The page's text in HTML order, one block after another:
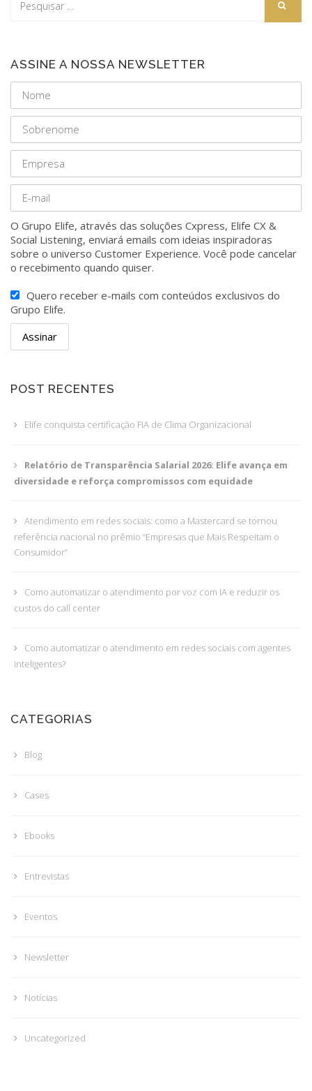
ASSINE A NOSSA NEWSLETTER
O Grupo Elife, através das soluções Cxpress, Elife CX &
Social Listening, enviará emails com ideias inspiradoras
sobre o universo Customer Experience. Você pode cancelar
o recebimento quando quiser.
Quero receber e-mails com conteúdos exclusivos do
Grupo Elife.
POST RECENTES
Elife conquista certificação FIA de Clima Organizacional
Relatório de Transparência Salarial 2026: Elife avança em
diversidade e reforça compromissos com equidade
Atendimento em redes sociais: como a Mastercard se tornou
referência nacional no prêmio “Empresas que Mais Respeitam o
Consumidor”
Como automatizar o atendimento por voz com IA e reduzir os
custos do call center
Como automatizar o atendimento em redes sociais com agentes
inteligentes?
CATEGORIAS
Blog
Cases
Ebooks
Entrevistas
Eventos
Newsletter
Notícias
Uncategorized